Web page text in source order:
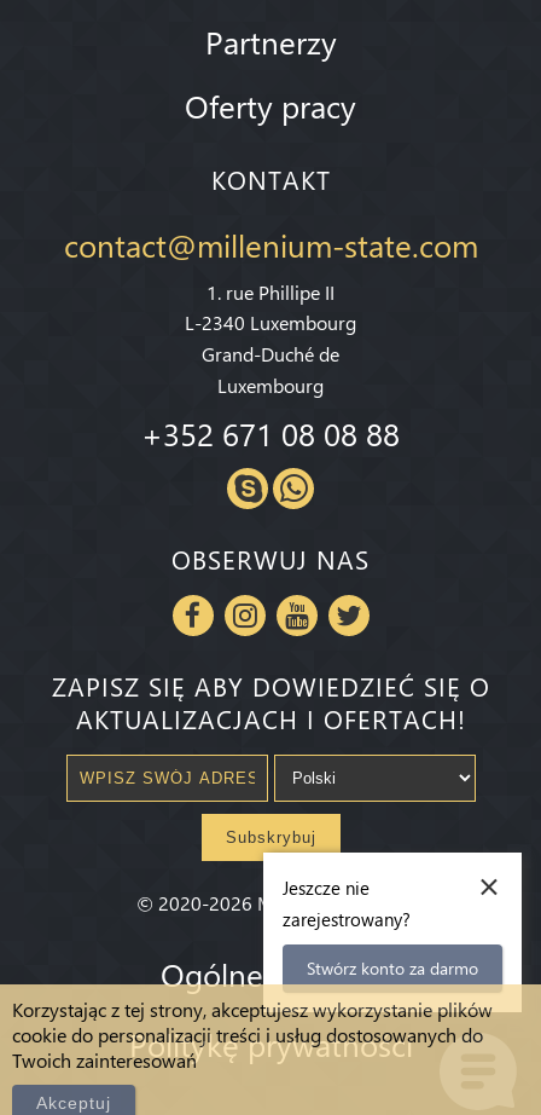
Korzystając z tej strony, akceptujesz wykorzystanie plików
cookie do personalizacji treści i usług dostosowanych do
Twoich zainteresowań
Akceptuj
Partnerzy
Oferty pracy
KONTAKT
contact@millenium-state.com
1. rue Phillipe II
L-2340 Luxembourg
Grand-Duché de
Luxembourg
+352 671 08 08 88
OBSERWUJ NAS
ZAPISZ SIĘ ABY DOWIEDZIEĆ SIĘ O
AKTUALIZACJACH I OFERTACH!
Subskrybuj
© 2020-2026 Millenium State
Ogólne warunki
Politykę prywatności
×
Jeszcze nie
zarejestrowany?
Stwórz konto za darmo